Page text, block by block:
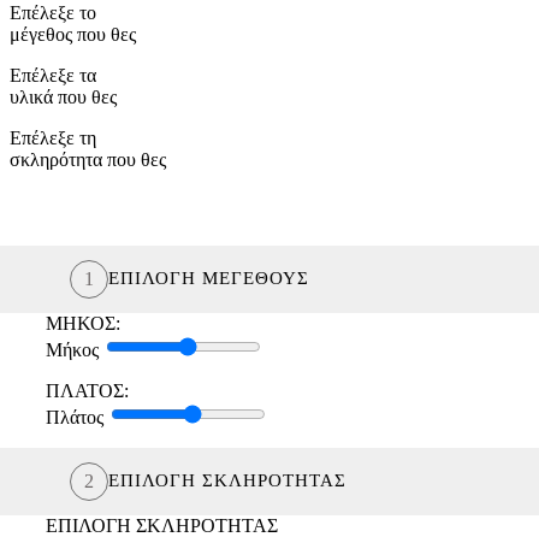
ΑΝΩΣΤΡΩΜΑΤΑ
ΒΑΣΕΙΣ - ΚΕΦΑΛΑΡΙΑ
ΚΑΛΥΜΜΑΤΑ
ΣΤΡΩΜΑΤΑ
ΑΝΩΣΤΡΩΜΑΤΑ
ΜΑΞΙΛΑΡΙΑ
Αστραία Pillow Top
Τάλως Hotel
Επέλεξε το
μέγεθος που θες
Επέλεξε τα
υλικά που θες
Επέλεξε τη
σκληρότητα που θες
1 ΕΠΙΛΟΓΗ ΜΕΓΕΘΟΥΣ
ΜΗΚΟΣ:
Μήκος
ΠΛΑΤΟΣ:
Πλάτος
2 ΕΠΙΛΟΓΗ ΣΚΛΗΡΟΤΗΤΑΣ
ΕΠΙΛΟΓΗ ΣΚΛΗΡΟΤΗΤΑΣ